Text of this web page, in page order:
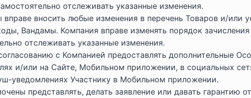
отслеживать указанные изменения.
вносить любые изменения в перечень Товаров и/или
Вандамы. Компания вправе изменять порядок
отслеживать указанные изменения.
с Компанией предоставлять дополнительные
и/или на Сайте, Мобильном приложении, в социальных
уведомлениях Участнику в Мобильном приложении.
представлять, делать заявление или давать гарантию